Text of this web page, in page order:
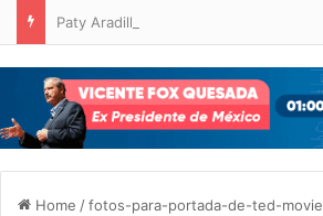
Home /fotos-para-portada-de-ted-movie